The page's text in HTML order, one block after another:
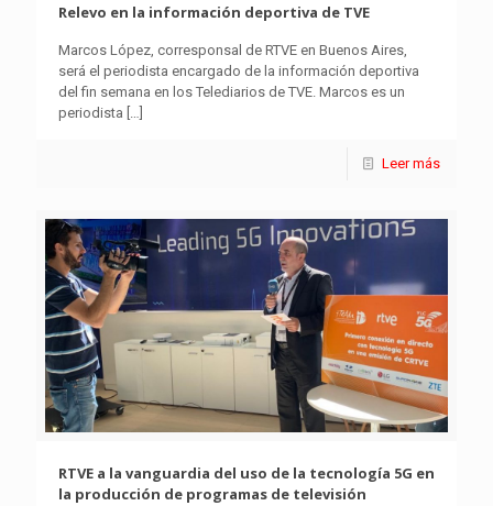
Relevo en la información deportiva de TVE
Marcos López, corresponsal de RTVE en Buenos Aires,
será el periodista encargado de la información deportiva
del fin semana en los Telediarios de TVE. Marcos es un
periodista […]
Leer más
RTVE a la vanguardia del uso de la tecnología 5G en
la producción de programas de televisión